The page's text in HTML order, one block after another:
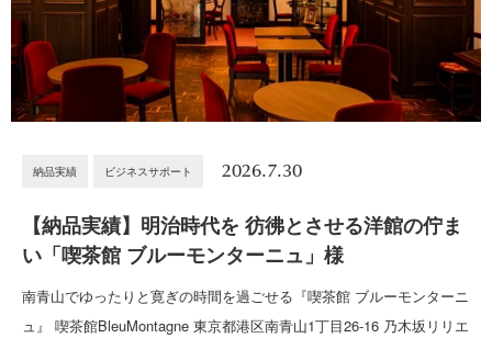
納品実績 ビジネスサポート 2026.7.30
【納品実績】明治時代を 彷彿とさせる洋館の佇ま
い「喫茶館 ブルーモンターニュ」様
南青山でゆったりと寛ぎの時間を過ごせる『喫茶館 ブルーモンターニ
ュ』 喫茶館BleuMontagne 東京都港区南青山1丁目26-16 乃木坂リリエ